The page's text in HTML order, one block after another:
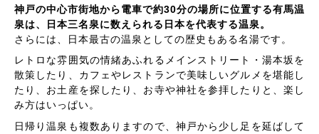
神戸の中心市街地から電車で約30分の場所に位置する有馬温
泉は、日本三名泉に数えられる日本を代表する温泉。
さらには、日本最古の温泉としての歴史もある名湯です。
レトロな雰囲気の情緒あふれるメインストリート・湯本坂を
散策したり、カフェやレストランで美味しいグルメを堪能し
たり、お土産を探したり、お寺や神社を参拝したりと、楽し
み方はいっぱい。
日帰り温泉も複数ありますので、神戸から少し足を延ばして